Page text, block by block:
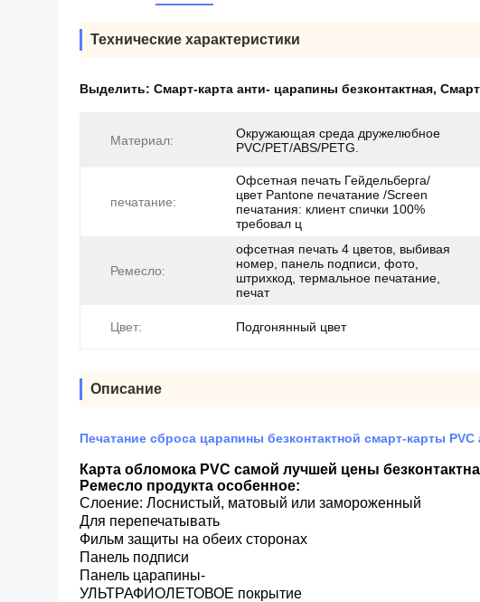
Технические характеристики
Выделить: Смарт-карта анти- царапины безконтактная,
Материал:
Окружающая среда дружелюбное
PVC/PET/ABS/PETG.
печатание:
Офсетная печать Гейдельберга/
цвет Pantone печатание /Screen
печатания: клиент спички 100%
требовал ц
Ремесло:
офсетная печать 4 цветов, выбивая
номер, панель подписи, фото,
штрихкод, термальное печатание,
печат
Цвет: Подгонянный цвет
Описание
Печатание сброса царапины безконтактной смарт-карты PVC
Карта обломока PVC самой лучшей цены
Ремесло продукта особенное:
Слоение: Лоснистый, матовый или замороженный
Для перепечатывать
Фильм защиты на обеих сторонах
Панель подписи
Панель царапины-
УЛЬТРАФИОЛЕТОВОЕ покрытие